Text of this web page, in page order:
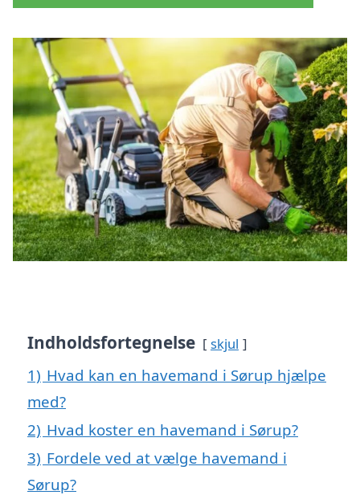
Indholdsfortegnelse skjul
1) Hvad kan en havemand i Sørup hjælpe
med?
2) Hvad koster en havemand i Sørup?
3) Fordele ved at vælge havemand i
Sørup?